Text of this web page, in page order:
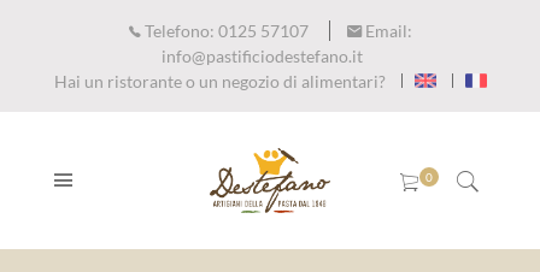
Telefono: 0125 57107
Email:
info@pastificiodestefano.it
Hai un ristorante o un negozio di alimentari?